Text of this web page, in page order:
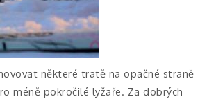
některé tratě na opačné straně
méně pokročilé lyžaře. Za dobrých